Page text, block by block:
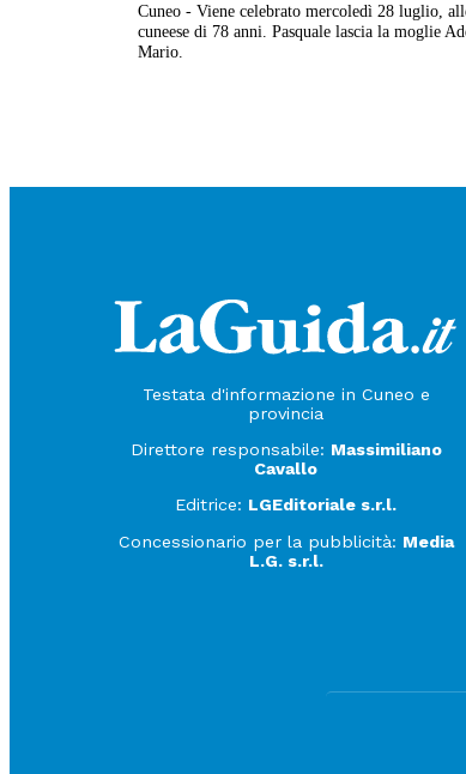
Cuneo - Viene celebrato mercoledì 28 luglio,
cuneese di 78 anni. Pasquale lascia la moglie
Mario.
Testata d'informazione in Cuneo e
provincia
Direttore responsabile: Massimiliano
Cavallo
Editrice: LGEditoriale s.r.l.
Concessionario per la pubblicità: Media
L.G. s.r.l.